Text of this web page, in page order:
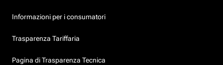
Informazioni per i consumatori
Trasparenza Tariffaria
Pagina di Trasparenza Tecnica